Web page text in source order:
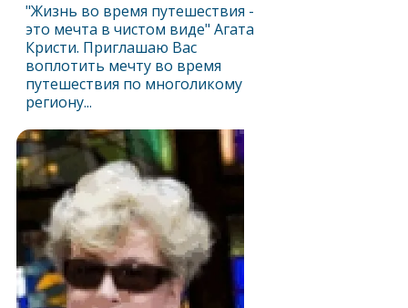
"Жизнь во время путешествия -
это мечта в чистом виде" Агата
Кристи. Приглашаю Вас
воплотить мечту во время
путешествия по многоликому
региону...